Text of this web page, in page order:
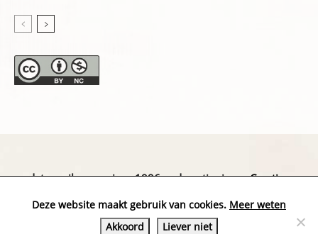
datapanik.org – since 1996 and continuing »Creative
Website by Exterwerk — Logo + graphics by
Deze website maakt gebruik van cookies. Meer weten
Akkoord
Liever niet